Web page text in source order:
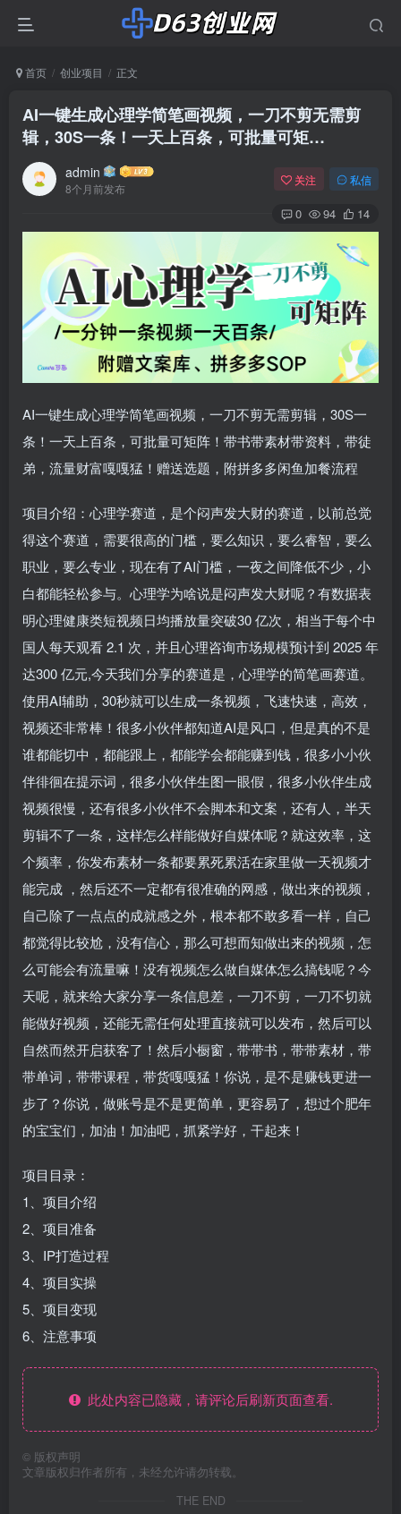
首页 创业项目 正文
AI一键生成心理学简笔画视频，一刀不剪无需剪
辑，30S一条！一天上百条，可批量可矩…
admin
8个月前发布
关注 私信
0 94 14
AI一键生成心理学简笔画视频，一刀不剪无需剪辑，30S一
条！一天上百条，可批量可矩阵！带书带素材带资料，带徒
弟，流量财富嘎嘎猛！赠送选题，附拼多多闲鱼加餐流程
项目介绍：心理学赛道，是个闷声发大财的赛道，以前总觉
得这个赛道，需要很高的门槛，要么知识，要么睿智，要么
职业，要么专业，现在有了AI门槛，一夜之间降低不少，小
白都能轻松参与。心理学为啥说是闷声发大财呢？有数据表
明心理健康类短视频日均播放量突破30 亿次，相当于每个中
国人每天观看 2.1 次，并且心理咨询市场规模预计到 2025 年
达300 亿元,今天我们分享的赛道是，心理学的简笔画赛道。
使用AI辅助，30秒就可以生成一条视频，飞速快速，高效，
视频还非常棒！很多小伙伴都知道AI是风口，但是真的不是
谁都能切中，都能跟上，都能学会都能赚到钱，很多小小伙
伴徘徊在提示词，很多小伙伴生图一眼假，很多小伙伴生成
视频很慢，还有很多小伙伴不会脚本和文案，还有人，半天
剪辑不了一条，这样怎么样能做好自媒体呢？就这效率，这
个频率，你发布素材一条都要累死累活在家里做一天视频才
能完成 ，然后还不一定都有很准确的网感，做出来的视频，
自己除了一点点的成就感之外，根本都不敢多看一样，自己
都觉得比较尬，没有信心，那么可想而知做出来的视频，怎
么可能会有流量嘛！没有视频怎么做自媒体怎么搞钱呢？今
天呢，就来给大家分享一条信息差，一刀不剪，一刀不切就
能做好视频，还能无需任何处理直接就可以发布，然后可以
自然而然开启获客了！然后小橱窗，带带书，带带素材，带
带单词，带带课程，带货嘎嘎猛！你说，是不是赚钱更进一
步了？你说，做账号是不是更简单，更容易了，想过个肥年
的宝宝们，加油！加油吧，抓紧学好，干起来！
项目目录：
1、项目介绍
2、项目准备
3、IP打造过程
4、项目实操
5、项目变现
6、注意事项
此处内容已隐藏，请评论后刷新页面查看.
© 版权声明
文章版权归作者所有，未经允许请勿转载。
THE END